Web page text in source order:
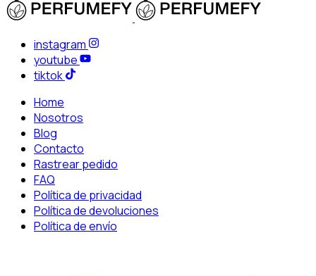
instagram
youtube
tiktok
Home
Nosotros
Blog
Contacto
Rastrear pedido
FAQ
Política de privacidad
Política de devoluciones
Política de envío